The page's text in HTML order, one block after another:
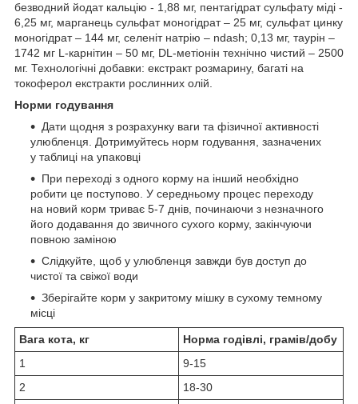
безводний йодат кальцію - 1,88 мг, пентагідрат сульфату міді -
6,25 мг, марганець сульфат моногідрат – 25 мг, сульфат цинку
моногідрат – 144 мг, селеніт натрію – ndash; 0,13 мг, таурін –
1742 мг L-карнітин – 50 мг, DL-метіонін технічно чистий – 2500
мг. Технологічні добавки: екстракт розмарину, багаті на
токоферол екстракти рослинних олій.
Норми годування
Дати щодня з розрахунку ваги та фізичної активності
улюбленця. Дотримуйтесь норм годування, зазначених
у таблиці на упаковці
При переході з одного корму на інший необхідно
робити це поступово. У середньому процес переходу
на новий корм триває 5-7 днів, починаючи з незначного
його додавання до звичного сухого корму, закінчуючи
повною заміною
Слідкуйте, щоб у улюбленця завжди був доступ до
чистої та свіжої води
Зберігайте корм у закритому мішку в сухому темному
місці
Вага кота, кг
Норма годівлі, грамів/добу
1
9-15
2
18-30